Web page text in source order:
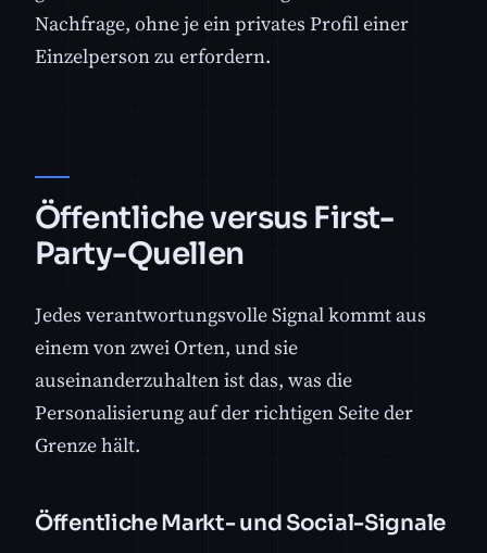
Nachfrage, ohne je ein privates Profil einer
Einzelperson zu erfordern.
Öffentliche versus First-
Party-Quellen
Jedes verantwortungsvolle Signal kommt aus
einem von zwei Orten, und sie
auseinanderzuhalten ist das, was die
Personalisierung auf der richtigen Seite der
Grenze hält.
Öffentliche Markt- und Social-Signale